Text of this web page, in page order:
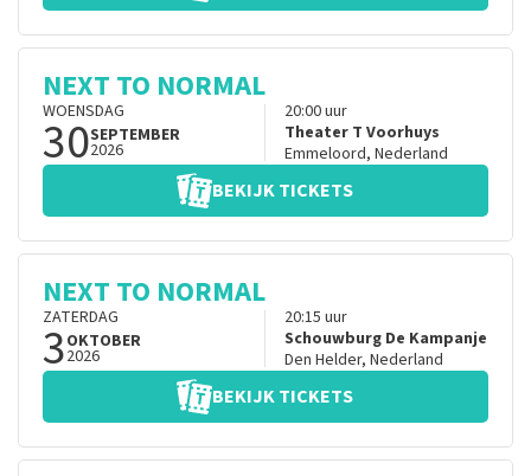
NEXT TO NORMAL
WOENSDAG
30SEPTEMBER
2026
20:00uur
Theater T Voorhuys
Emmeloord, Nederland
BEKIJK TICKETS
NEXT TO NORMAL
ZATERDAG
3OKTOBER
2026
20:15 uur
Schouwburg De Kampanje
Den Helder, Nederland
BEKIJK TICKETS